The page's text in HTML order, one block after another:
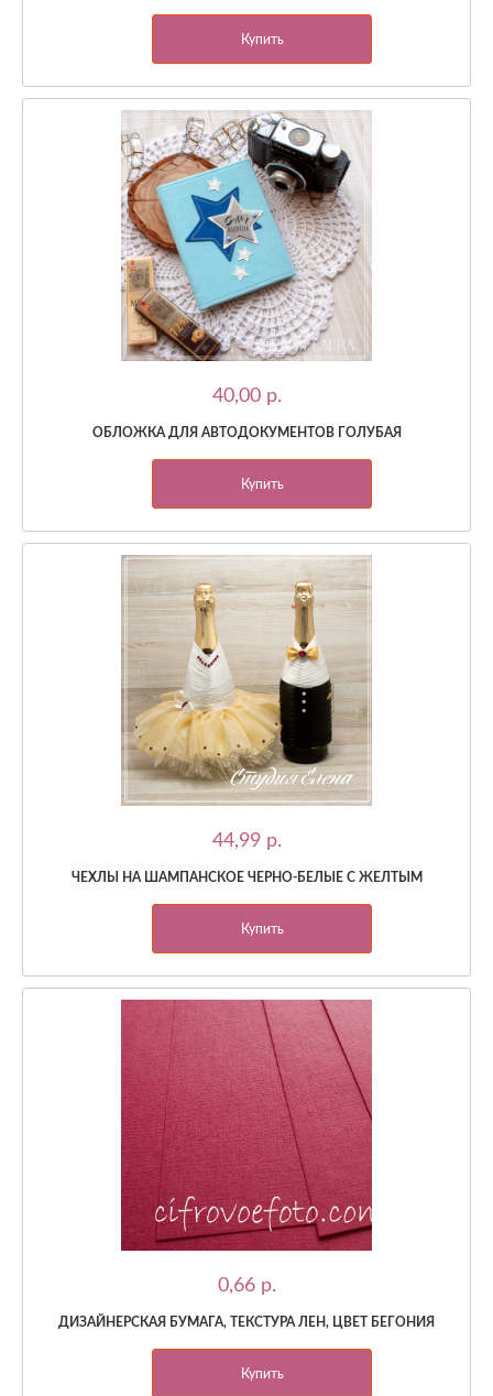
Купить
40,00 p.
ОБЛОЖКА ДЛЯ АВТОДОКУМЕНТОВ ГОЛУБАЯ
Купить
44,99 p.
ЧЕХЛЫ НА ШАМПАНСКОЕ ЧЕРНО-БЕЛЫЕ С ЖЕЛТЫМ
Купить
0,66 p.
ДИЗАЙНЕРСКАЯ БУМАГА, ТЕКСТУРА ЛЕН, ЦВЕТ БЕГОНИЯ
Купить